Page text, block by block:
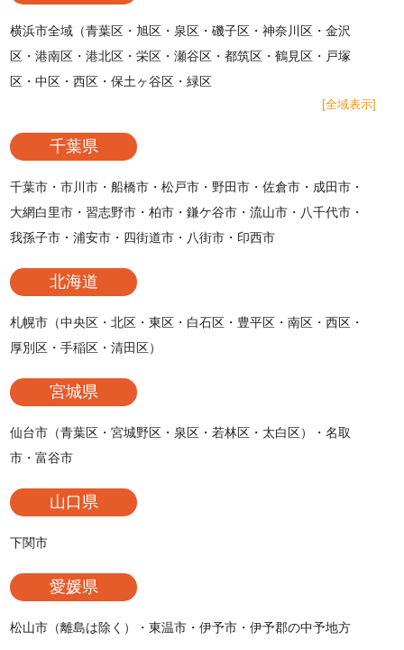
横浜市全域（青葉区・旭区・泉区・磯子区・神奈川区・金沢
区・港南区・港北区・栄区・瀬谷区・都筑区・鶴見区・戸塚
区・中区・西区・保土ヶ谷区・緑区
[全域表示]
千葉県
千葉市・市川市・船橋市・松戸市・野田市・佐倉市・成田市・
大網白里市・習志野市・柏市・鎌ケ谷市・流山市・八千代市・
我孫子市・浦安市・四街道市・八街市・印西市
北海道
札幌市（中央区・北区・東区・白石区・豊平区・南区・西区・
厚別区・手稲区・清田区）
宮城県
仙台市（青葉区・宮城野区・泉区・若林区・太白区）・名取
市・富谷市
山口県
下関市
愛媛県
松山市（離島は除く）・東温市・伊予市・伊予郡の中予地方